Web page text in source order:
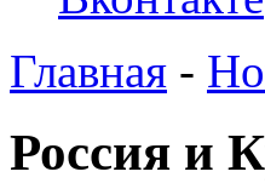
Главная -
Россия и